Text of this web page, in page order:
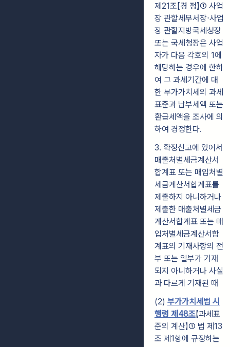
제21조【경 정】① 사업
장 관할세무서장⋅사업
장 관할지방국세청장
또는 국세청장은 사업
자가 다음 각호의 1에
해당하는 경우에 한하
여 그 과세기간에 대
한 부가가치세의 과세
표준과 납부세액 또는
환급세액을 조사에 의
하여 경정한다.
3. 확정신고에 있어서
매출처별세금계산서
합계표 또는 매입처별
세금계산서합계표를
제출하지 아니하거나
제출한 매출처별세금
계산서합계표 또는 매
입처별세금계산서합
계표의 기재사항의 전
부 또는 일부가 기재
되지 아니하거나 사실
과 다르게 기재된 때
(2) 부가가치세법 시
행령 제48조【과세표
준의 계산】① 법 제13
조 제1항에 규정하는